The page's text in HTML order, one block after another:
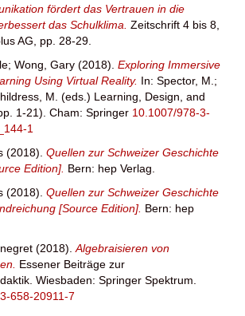
fördert das Vertrauen in die
das Schulklima. Zeitschrift 4 bis 8,
AG, pp. 28-29.
; Wong, Gary (2018). Exploring Immersive
Using Virtual Reality. In: Spector, M. ;
M. (eds.) Learning, Design, and
1-21). Cham: Springer 10.1007/978-3-
1
(2018). Quellen zur Schweizer Geschichte
Edition]. Bern: hep Verlag.
(2018). Quellen zur Schweizer Geschichte
[Source Edition]. Bern: hep
(2018). Algebraisieren von
Essener Beiträge zur
Wiesbaden: Springer Spektrum.
658-20911-7